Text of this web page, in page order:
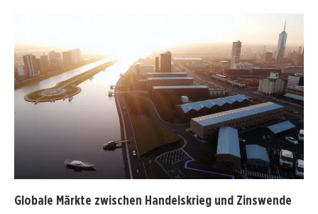
Globale Märkte zwischen Handelskrieg und Zinswende